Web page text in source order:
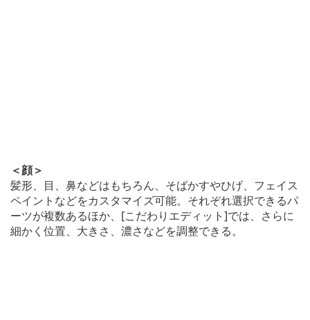
＜顔＞
髪形、目、鼻などはもちろん、そばかすやひげ、フェイス
ペイントなどをカスタマイズ可能。それぞれ選択できるパ
ーツが複数あるほか、[こだわりエディット]では、さらに
細かく位置、大きさ、濃さなどを調整できる。